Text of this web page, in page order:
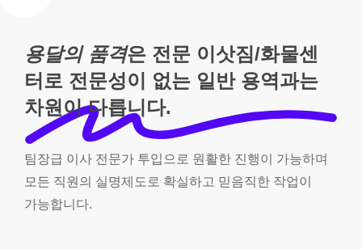
용달의 품격은 전문 이삿짐/화물센
터로 전문성이 없는 일반 용역과는
차원이 다릅니다.
팀장급 이사 전문가 투입으로 원활한 진행이
가능하며
모든 직원의 실명제도로 확실하고 믿음직한 작업이
가능합니다.